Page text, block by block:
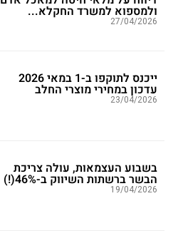
ולמספוא למשרד החקלא...
27/04/2026
ייכנס לתוקפו ב-1 במאי 2026
עדכון במחירי מוצרי החלב
23/04/2026
בשבוע העצמאות, עולה צריכת
הבשר ברשתות השיווק ב-46%(!)
19/04/2026